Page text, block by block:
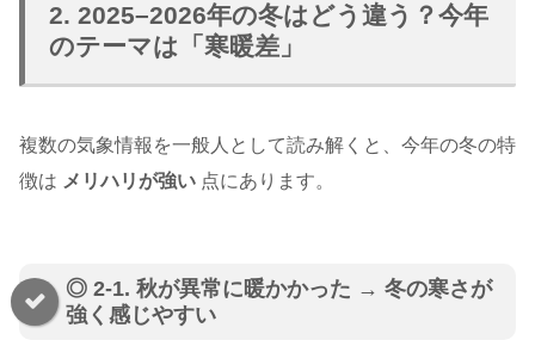
2. 2025–2026年の冬はどう違う？今年
のテーマは「寒暖差」
複数の気象情報を一般人として読み解くと、今年の冬の特
徴は メリハリが強い 点にあります。
◎ 2-1. 秋が異常に暖かかった → 冬の寒さが
強く感じやすい